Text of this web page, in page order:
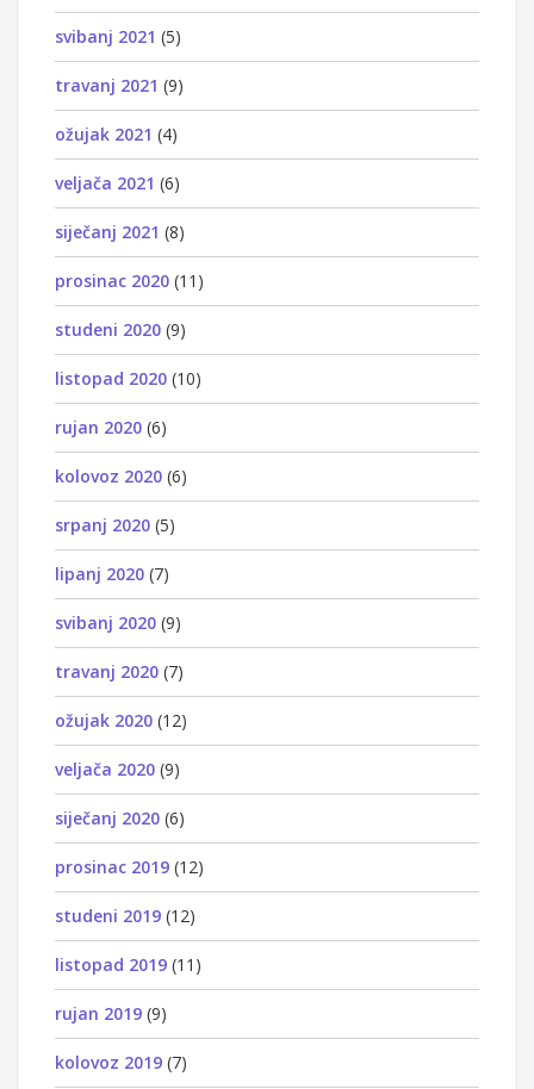
svibanj 2021 (5)
travanj 2021 (9)
ožujak 2021 (4)
veljača 2021 (6)
siječanj 2021 (8)
prosinac 2020 (11)
studeni 2020 (9)
listopad 2020 (10)
rujan 2020 (6)
kolovoz 2020 (6)
srpanj 2020 (5)
lipanj 2020 (7)
svibanj 2020 (9)
travanj 2020 (7)
ožujak 2020 (12)
veljača 2020 (9)
siječanj 2020 (6)
prosinac 2019 (12)
studeni 2019 (12)
listopad 2019 (11)
rujan 2019 (9)
kolovoz 2019 (7)